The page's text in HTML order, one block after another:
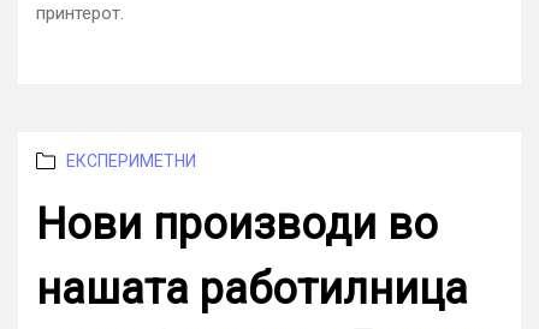
принтерот.
Categories
ЕКСПЕРИМЕТНИ
Нови производи во
нашата работилница